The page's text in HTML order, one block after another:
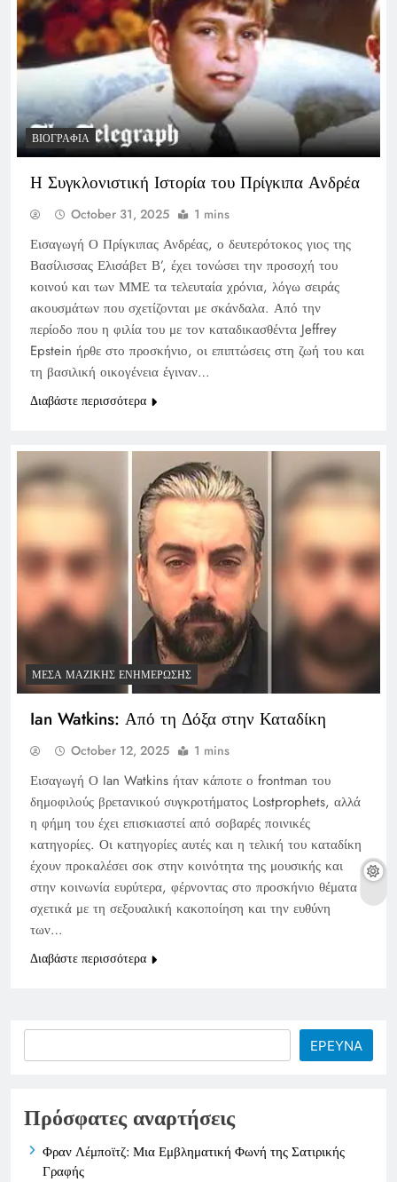
ΒΙΟΓΡΑΦΊΑ
Η Συγκλονιστική Ιστορία του Πρίγκιπα Ανδρέα
October 31, 2025 1 mins
Εισαγωγή Ο Πρίγκιπας Ανδρέας, ο δευτερότοκος γιος της
Βασίλισσας Ελισάβετ Β’, έχει τονώσει την προσοχή του
κοινού και των ΜΜΕ τα τελευταία χρόνια, λόγω σειράς
ακουσμάτων που σχετίζονται με σκάνδαλα. Από την
περίοδο που η φιλία του με τον καταδικασθέντα Jeffrey
Epstein ήρθε στο προσκήνιο, οι επιπτώσεις στη ζωή του και
τη βασιλική οικογένεια έγιναν…
Διαβάστε περισσότερα
ΜΈΣΑ ΜΑΖΙΚΉΣ ΕΝΗΜΈΡΩΣΗΣ
Ian Watkins: Από τη Δόξα στην Καταδίκη
October 12, 2025 1 mins
Εισαγωγή Ο Ian Watkins ήταν κάποτε ο frontman του
δημοφιλούς βρετανικού συγκροτήματος Lostprophets, αλλά
η φήμη του έχει επισκιαστεί από σοβαρές ποινικές
κατηγορίες. Οι κατηγορίες αυτές και η τελική του καταδίκη
έχουν προκαλέσει σοκ στην κοινότητα της μουσικής και
στην κοινωνία ευρύτερα, φέρνοντας στο προσκήνιο θέματα
σχετικά με τη σεξουαλική κακοποίηση και την ευθύνη
των…
Διαβάστε περισσότερα
ΕΡΕΥΝΑ
Πρόσφατες αναρτήσεις
Φραν Λέμποϊτζ: Μια Εμβληματική Φωνή της Σατιρικής
Γραφής